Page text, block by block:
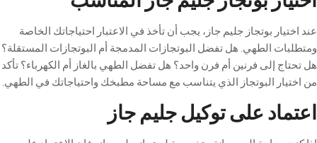
عند اختيار بوتجاز جليم جاز، يجب أن تأخذ في الاعتبار احتياجاتك الخاصة
ومتطلبات الطهي. هل تفضل البوتجازات المدمجة أم البوتجازات المستقلة؟
هل تحتاج إلى فرنين أم فرن واحد؟ هل تفضل الطهي بالغاز أم الكهرباء؟ تأكد
من اختيار البوتجاز الذي يتناسب مع مساحة مطبخك واحتياجاتك في الطهي.
اعتماد على توكيل جليم جاز